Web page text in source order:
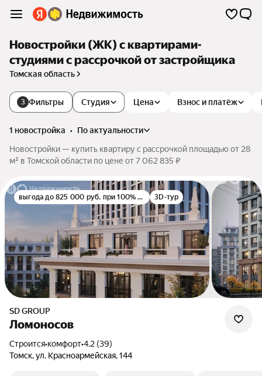
Новостройки (ЖК) с квартирами-
студиями с рассрочкой от застройщика
Томская область
3 Фильтры Цена Взнос и платёж
Студия
1 новостройка •
по актуальности
Новостройки — купить квартиру с рассрочкой площадью от 28
м² в Томской области по цене от 7 062 835 ₽
выгода до 825 000 руб. при 100% оплате 3D-тур
SD GROUP
Ломоносов
Строится•комфорт•4.2 (39)
Томск, ул. Красноармейская, 144